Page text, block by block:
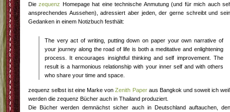
Diezequenz Homepage hat eine technische Anmutung (und für mich auch
ansprechendes Aussehen), adressiert aber jeden, der gerne schreibt und
Gedanken in einem Notizbuch festhält:
The very act of writing, putting down on paper your own narrative of
your journey along the road of life is both a meditative and enlightening
process. It encourages insightful thinking and self improvement. The
result is a harmonious relationship with your inner self and with others
who share your time and space.
zequenz selbst ist eine Marke vonZenith Paperaus Bangkok und soweit ich
werden die zequenz Bücher auch in Thailand produziert.
Die Bücher werden demnächst sicher auch in Deutschland auftauchen,